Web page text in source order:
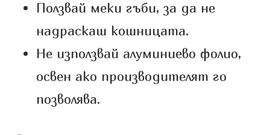
Ползвай меки гъби, за да не
надраскаш кошницата.
Не използвай алуминиево фолио,
освен ако производителят го
позволява.